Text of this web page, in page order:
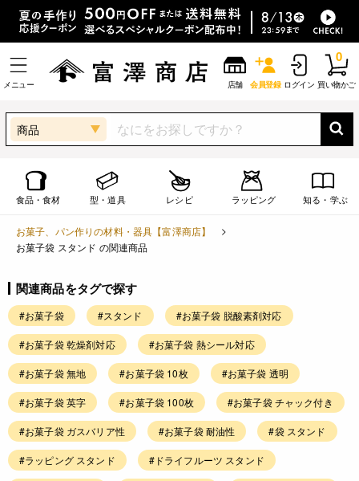
メニュー 店舗 会員登録 ログイン 買い物かご
0
商品
食品・食材 型・道具 レシピ ラッピング 知る・学ぶ
お菓子、パン作りの材料・器具【富澤商店】
お菓子袋 スタンド の関連商品
関連商品をタグで探す
#お菓子袋 #スタンド #お菓子袋 脱酸素剤対応
#お菓子袋 乾燥剤対応 #お菓子袋 熱シール対応
#お菓子袋 無地 #お菓子袋 10枚 #お菓子袋 透明
#お菓子袋 英字 #お菓子袋 100枚 #お菓子袋 チャック付き
#お菓子袋 ガスバリア性 #お菓子袋 耐油性 #袋 スタンド
#ラッピング スタンド #ドライフルーツ スタンド